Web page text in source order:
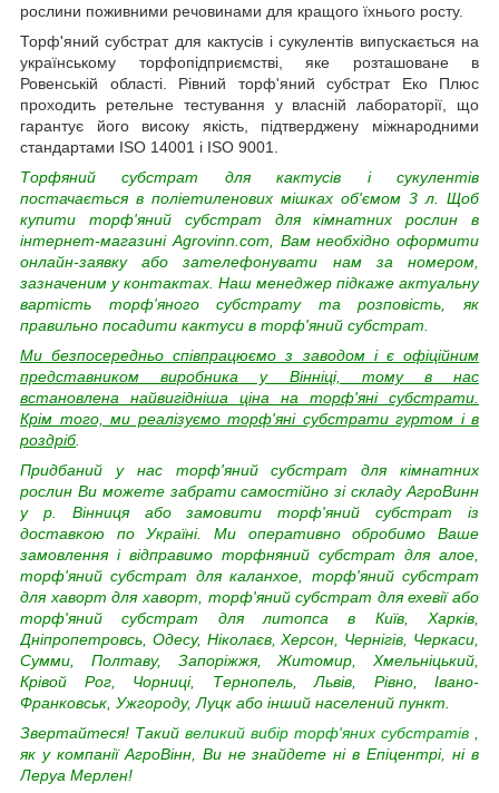
рослини поживними речовинами для кращого їхнього росту.
Торф'яний субстрат для кактусів і сукулентів випускається на
українському торфопідприємстві, яке розташоване в
Ровенській області. Рівний торф'яний субстрат Еко Плюс
проходить ретельне тестування у власній лабораторії, що
гарантує його високу якість, підтверджену міжнародними
стандартами ISO 14001 і ISO 9001.
Торфяний субстрат для кактусів і сукулентів
постачається в поліетиленових мішках об'ємом 3 л. Щоб
купити торф'яний субстрат для кімнатних рослин в
інтернет-магазині Agrovinn.com, Вам необхідно оформити
онлайн-заявку або зателефонувати нам за номером,
зазначеним у контактах. Наш менеджер підкаже актуальну
вартість торф'яного субстрату та розповість, як
правильно посадити кактуси в торф'яний субстрат.
Ми безпосередньо співпрацюємо з заводом і є офіційним
представником виробника у Вінніці, тому в нас
встановлена найвигідніша ціна на торф'яні субстрати.
Крім того, ми реалізуємо торф'яні субстрати гуртом і в
роздріб.
Придбаний у нас торф'яний субстрат для кімнатних
рослин Ви можете забрати самостійно зі складу АгроВинн
у р. Вінниця або замовити торф'яний субстрат із
доставкою по Україні. Ми оперативно обробимо Ваше
замовлення і відправимо торфняний субстрат для алое,
торф'яний субстрат для каланхое, торф'яний субстрат
для хаворт для хаворт, торф'яний субстрат для ехевії або
торф'яний субстрат для литопса в Київ, Харків,
Дніпропетровсь, Одесу, Ніколаєв, Херсон, Чернігів, Черкаси,
Сумми, Полтаву, Запоріжжя, Житомир, Хмельніцький,
Крівой Рог, Чорниці, Тернопель, Львів, Рівно, Івано-
Франковськ, Ужгороду, Луцк або інший населений пункт.
Звертайтеся! Такий великий вибір торф'яних субстратів
як у компанії АгроВінн, Ви не знайдете ні в Епіцентрі, ні в
Леруа Мерлен!